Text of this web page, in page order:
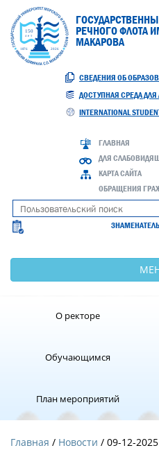
РЕЧНОГО ФЛОТА
МАКАРОВА
СВЕДЕНИЯ ОБ
ДОСТУПНАЯ СРЕДА
INTERNATIONAL
ГЛАВНАЯ
ДЛЯ
КАРТА САЙТА
ОБРАЩЕНИЯ
О ректоре
Обучающимся
План мероприятий
Главная Новости / 09-12-2025